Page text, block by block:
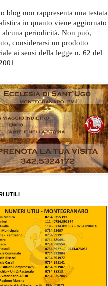
blog non rappresenta una testata
in quanto viene aggiornato
alcuna periodicità. Non può,
considerarsi un prodotto
ai sensi della legge n. 62 del
UTILI